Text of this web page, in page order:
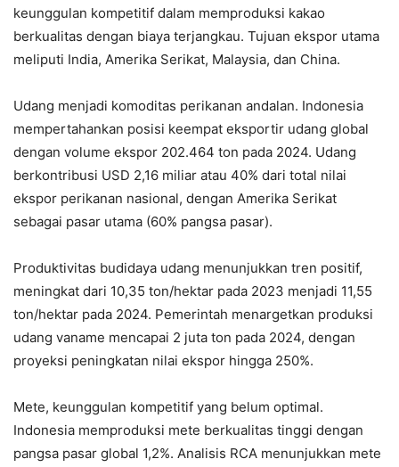
keunggulan kompetitif dalam memproduksi kakao
berkualitas dengan biaya terjangkau. Tujuan ekspor utama
meliputi India, Amerika Serikat, Malaysia, dan China.
Udang menjadi komoditas perikanan andalan. Indonesia
mempertahankan posisi keempat eksportir udang global
dengan volume ekspor 202.464 ton pada 2024. Udang
berkontribusi USD 2,16 miliar atau 40% dari total nilai
ekspor perikanan nasional, dengan Amerika Serikat
sebagai pasar utama (60% pangsa pasar).
Produktivitas budidaya udang menunjukkan tren positif,
meningkat dari 10,35 ton/hektar pada 2023 menjadi 11,55
ton/hektar pada 2024. Pemerintah menargetkan produksi
udang vaname mencapai 2 juta ton pada 2024, dengan
proyeksi peningkatan nilai ekspor hingga 250%.
Mete, keunggulan kompetitif yang belum optimal.
Indonesia memproduksi mete berkualitas tinggi dengan
pangsa pasar global 1,2%. Analisis RCA menunjukkan mete